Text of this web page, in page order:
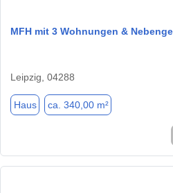
MFH mit 3 Wohnungen &
Leipzig, 04288
Haus ca. 340,00 m²